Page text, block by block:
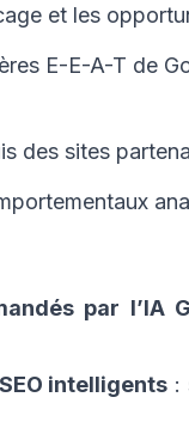
et les
E-E-A-T de
des sites
par l’IA
intelligents :